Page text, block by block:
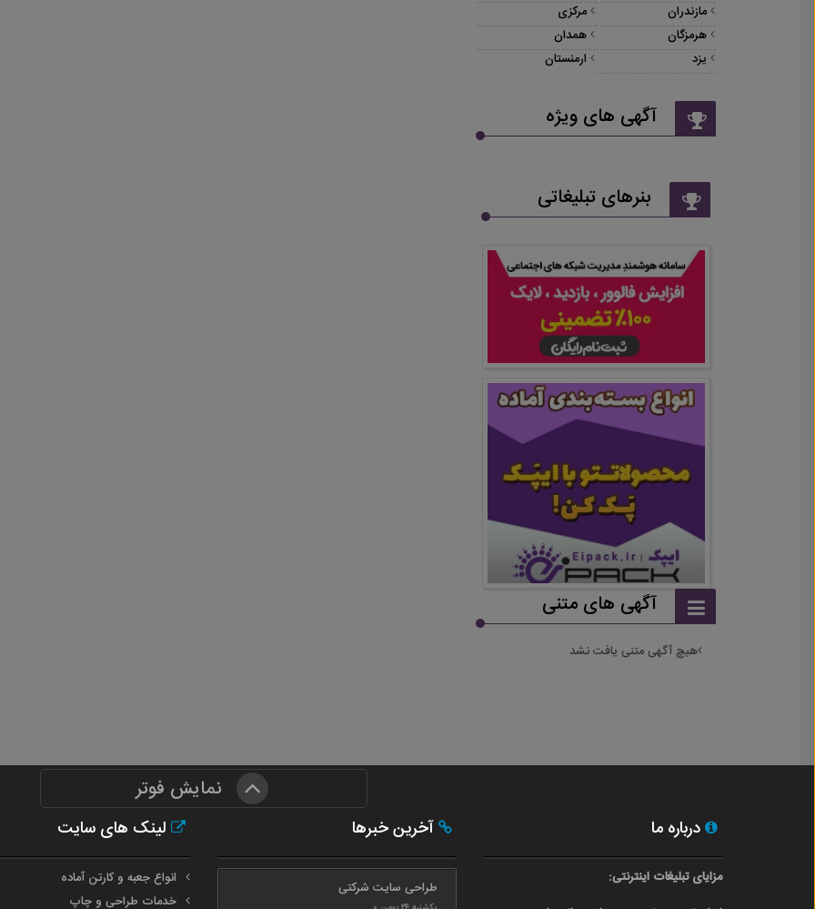
مازندران
مرکزی
هرمزگان
همدان
یزد
ارمنستان
آگهی های ویژه
بنرهای تبلیغاتی
آگهی های متنی
هیچ آگهی متنی یافت نشد
نمایش فوتر
درباره ما
مزایای تبلیغات اینترنتی:
آخرین خبرها
طراحی سایت شرکتی
لینک های سایت
انواع جعبه و کارتن آماده
خدمات طراحی و چاپ